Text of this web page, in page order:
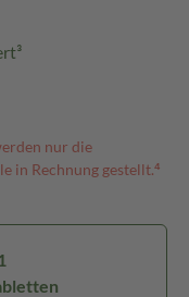
nur die
in Rechnung gestellt.⁴